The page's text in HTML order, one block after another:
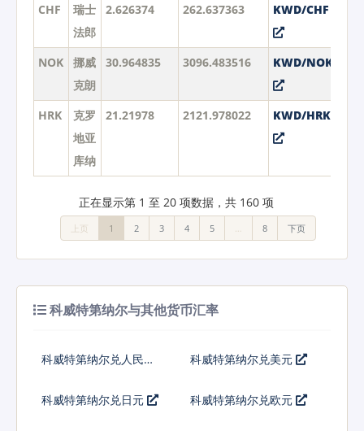
CHF
瑞士
法郎
2.626374 262.637363 KWD/CHF
NOK
挪威
克朗
30.964835 3096.483516 KWD/NOK
HRK
克罗
地亚
库纳
21.21978 2121.978022 KWD/HRK
正在显示第 1 至 20 项数据，共 160 项
上页 1 2 3 4 5 8 下页
科威特第纳尔与其他货币汇率
科威特第纳尔兑人民币 科威特第纳尔兑美元
科威特第纳尔兑日元 科威特第纳尔兑欧元